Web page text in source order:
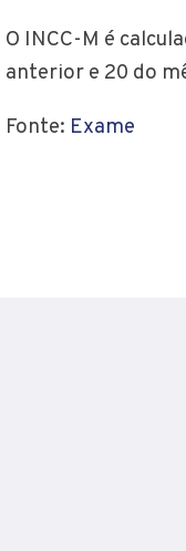
O INCC-M é
anterior e 20 do
Fonte: Exame